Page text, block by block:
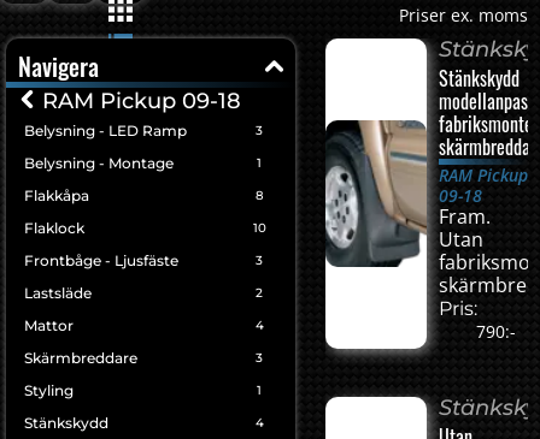
Priser ex. moms
Navigera
RAM Pickup 09-18
Belysning - LED Ramp 3
Belysning - Montage 1
Flakkåpa 8
Flaklock 10
Frontbåge - Ljusfäste 3
Lastsläde 2
Mattor 4
Skärmbreddare 3
Styling 1
Stänkskydd 4
Stänkskydd
RAM Pickup
09-18
Fram.
Utan
Pris:
790:-